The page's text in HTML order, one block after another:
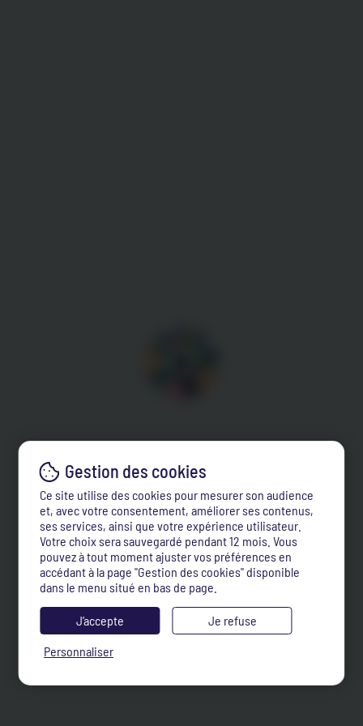
Ce site utilise des cookies pour mesurer son audience
et, avec votre consentement, améliorer ses contenus,
ses services, ainsi que votre expérience utilisateur.
Votre choix sera sauvegardé pendant 12 mois. Vous
pouvez à tout moment ajuster vos préférences en
accédant à la page "Gestion des cookies" disponible
dans le menu situé en bas de page.
J’accepte
Je refuse
Personnaliser